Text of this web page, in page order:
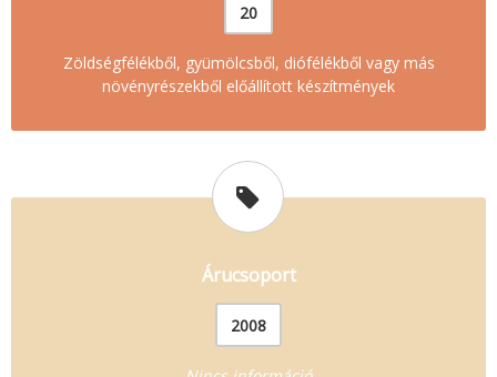
20
Zöldségfélékből, gyümölcsből, diófélékből vagy más
növényrészekből előállított készítmények
Árucsoport
2008